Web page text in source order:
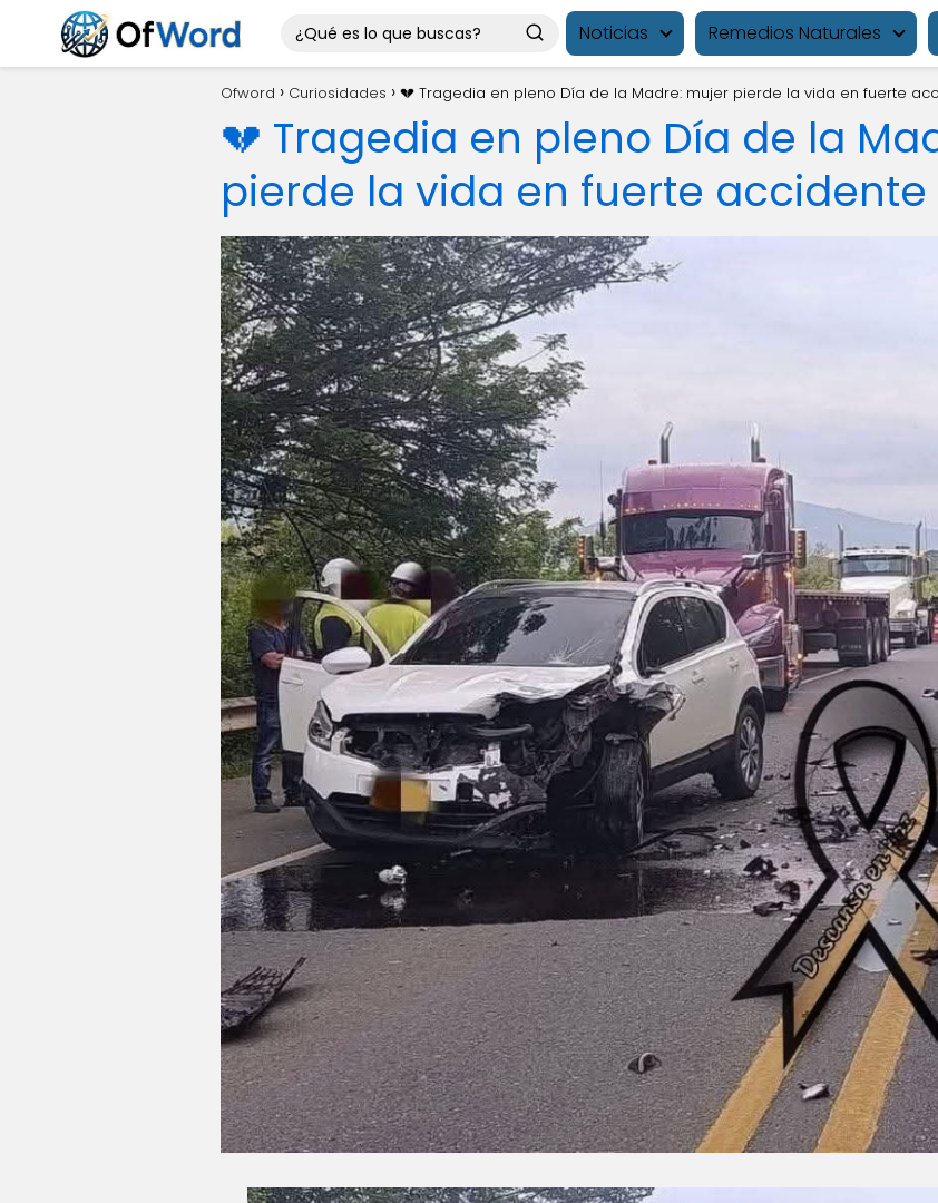
Noticias Remedios Naturales
Ofword Curiosidades 💔 Tragedia en pleno Día de la Madre: mujer pierde la vida en fuerte
💔 Tragedia en pleno Día de la
pierde la vida en fuerte accidente